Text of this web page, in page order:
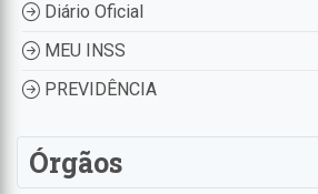
Diário Oficial
MEU INSS
PREVIDÊNCIA
Órgãos